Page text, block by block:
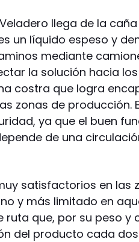
llega de la
un líquido espeso y
mediante
la solución hacia
costra que logra
zonas de producción.
ya que el buen
de una
satisfactorios en las
y más limitado en
que, por su peso y
del producto cada